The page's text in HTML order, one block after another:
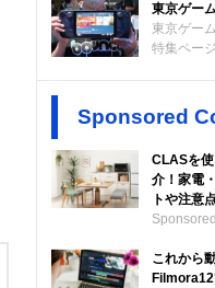
東京ゲー
東京ゲー
特集ページ
Sponsored
CLASを
介！家電
トや注意
これから